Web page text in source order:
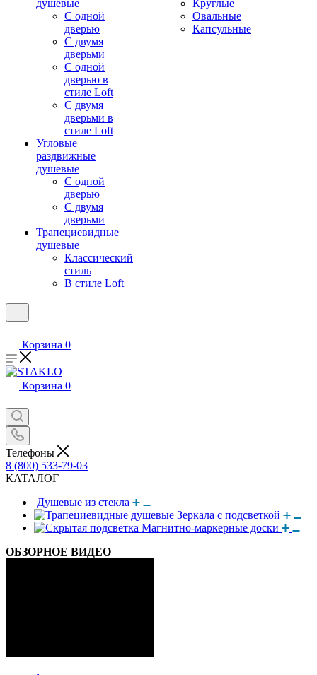
душевые
С одной
дверью
С двумя
дверьми
С одной
дверью в
стиле Loft
С двумя
дверьми в
стиле Loft
Угловые
раздвижные
душевые
С одной
дверью
С двумя
дверьми
Трапециевидные
душевые
Классический
стиль
В стиле Loft
Круглые
Овальные
Капсульные
Корзина 0
Корзина 0
Телефоны
8 (800) 533-79-03
КАТАЛОГ
Душевые из стекла
Зеркала с подсветкой
Магнитно-маркерные доски
ОБЗОРНОЕ ВИДЕО